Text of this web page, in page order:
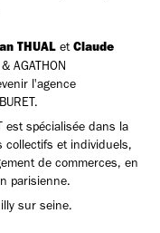
THUAL etClaude
AGATHON
l'agence
est spécialisée dans la
collectifs et individuels,
de commerces, en
parisienne.
sur seine.